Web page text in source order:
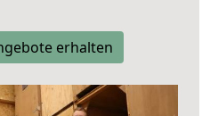
erhalten